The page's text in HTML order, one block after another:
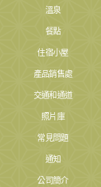
溫泉
餐點
住宿小屋
產品銷售處
交通和通道
照片庫
常見問題
通知
公司簡介